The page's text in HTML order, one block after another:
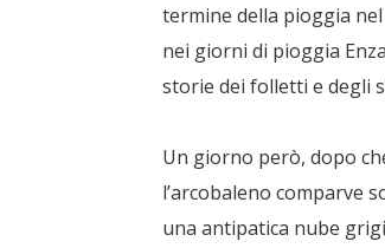
termine della pioggia
nei giorni di pioggia
storie dei folletti e degli
Un giorno però, dopo
l’arcobaleno comparve
una antipatica nube